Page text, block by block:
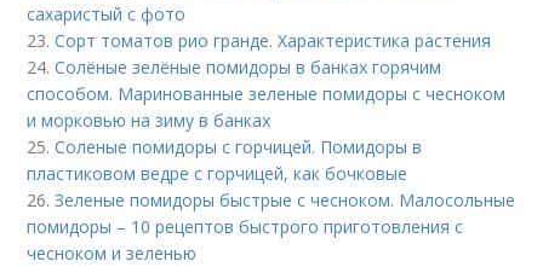
сахаристый с фото
23.Сорт томатов рио гранде. Характеристика растения
24.Солёные зелёные помидоры в банках горячим
способом. Маринованные зеленые помидоры с чесноком
и морковью на зиму в банках
25.Соленые помидоры с горчицей. Помидоры в
пластиковом ведре с горчицей, как бочковые
26.Зеленые помидоры быстрые с чесноком. Малосольные
помидоры – 10 рецептов быстрого приготовления с
чесноком и зеленью